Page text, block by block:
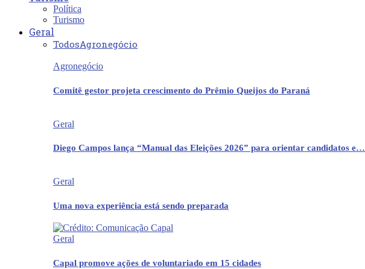
Política
Turismo
Geral
TodosAgronegócio
Agronegócio
Comitê gestor projeta crescimento do Prêmio Queijos do Paraná
Geral
Diego Campos lança “Manual das Eleições 2026” para orientar candidatos e…
Geral
Uma nova experiência está sendo preparada
Geral
Capal promove ações de voluntariado em 15 cidades